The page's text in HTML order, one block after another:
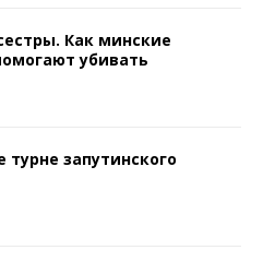
Как минские
убивать
турне запутинского